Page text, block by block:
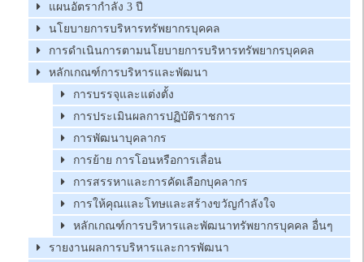
แผนอัตรากำลัง 3 ปี
นโยบายการบริหารทรัพยากรบุคคล
การดำเนินการตามนโยบายการบริหารทรัพยากรบุคคล
หลักเกณฑ์การบริหารและพัฒนา
การบรรจุและแต่งตั้ง
การประเมินผลการปฏิบัติราชการ
การพัฒนาบุคลากร
การย้าย การโอนหรือการเลื่อน
การสรรหาและการคัดเลือกบุคลากร
การให้คุณและโทษและสร้างขวัญกำลังใจ
หลักเกณฑ์การบริหารและพัฒนาทรัพยากรบุคคล อื่นๆ
รายงานผลการบริหารและการพัฒนา